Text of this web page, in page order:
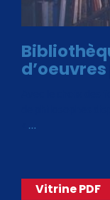
…
Vitrine PDF